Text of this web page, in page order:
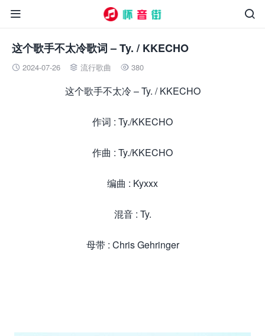


这个歌手不太冷歌词 – Ty. / KKECHO
 2024-07-26  流行歌曲  380
这个歌手不太冷 – Ty. / KKECHO
作词 : Ty./KKECHO
作曲 : Ty./KKECHO
编曲 : Kyxxx
混音 : Ty.
母带 : Chris Gehringer